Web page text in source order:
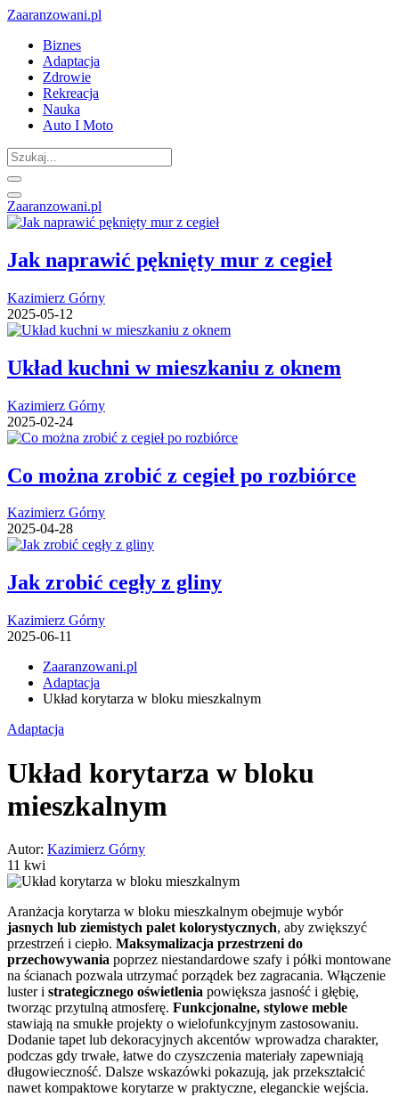
Zaaranzowani.pl
Biznes
Adaptacja
Zdrowie
Rekreacja
Nauka
Auto I Moto
Zaaranzowani.pl
Jak naprawić pęknięty mur z cegieł
Kazimierz Górny
2025-05-12
Układ kuchni w mieszkaniu z oknem
Kazimierz Górny
2025-02-24
Co można zrobić z cegieł po rozbiórce
Kazimierz Górny
2025-04-28
Jak zrobić cegły z gliny
Kazimierz Górny
2025-06-11
Zaaranzowani.pl
Adaptacja
Układ korytarza w bloku mieszkalnym
Adaptacja
Układ korytarza w bloku
mieszkalnym
Autor: Kazimierz Górny
11 kwi
Aranżacja korytarza w bloku mieszkalnym obejmuje wybór
jasnych lub ziemistych palet kolorystycznych, aby zwiększyć
przestrzeń i ciepło. Maksymalizacja przestrzeni do
przechowywania poprzez niestandardowe szafy i półki montowane
na ścianach pozwala utrzymać porządek bez zagracania. Włączenie
luster i strategicznego oświetlenia powiększa jasność i głębię,
tworząc przytulną atmosferę. Funkcjonalne, stylowe meble
stawiają na smukłe projekty o wielofunkcyjnym zastosowaniu.
Dodanie tapet lub dekoracyjnych akcentów wprowadza charakter,
podczas gdy trwałe, łatwe do czyszczenia materiały zapewniają
długowieczność. Dalsze wskazówki pokazują, jak przekształcić
nawet kompaktowe korytarze w praktyczne, eleganckie wejścia.